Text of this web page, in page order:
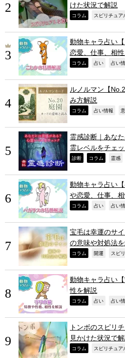
けた状況で解説
コラム スピリチュア
動物キャラ占い
恋愛、仕事、相
コラム 占い 占い
ルノルマン【
み方解説
コラム 占い情報
霊感診断｜あな
霊レベルをチェッ
診断 コラム 霊感
動物キャラ占い
や恋愛、仕事、
コラム 占い 占い
宝毛は幸運のサ
の意味や対処法を
コラム 開運 スピ
動物キャラ占い
性を解説
コラム 占い 占い
トンボのスピリ
見かけた状況で解
コラム スピリチュア